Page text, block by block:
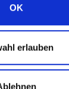
OK
erlauben